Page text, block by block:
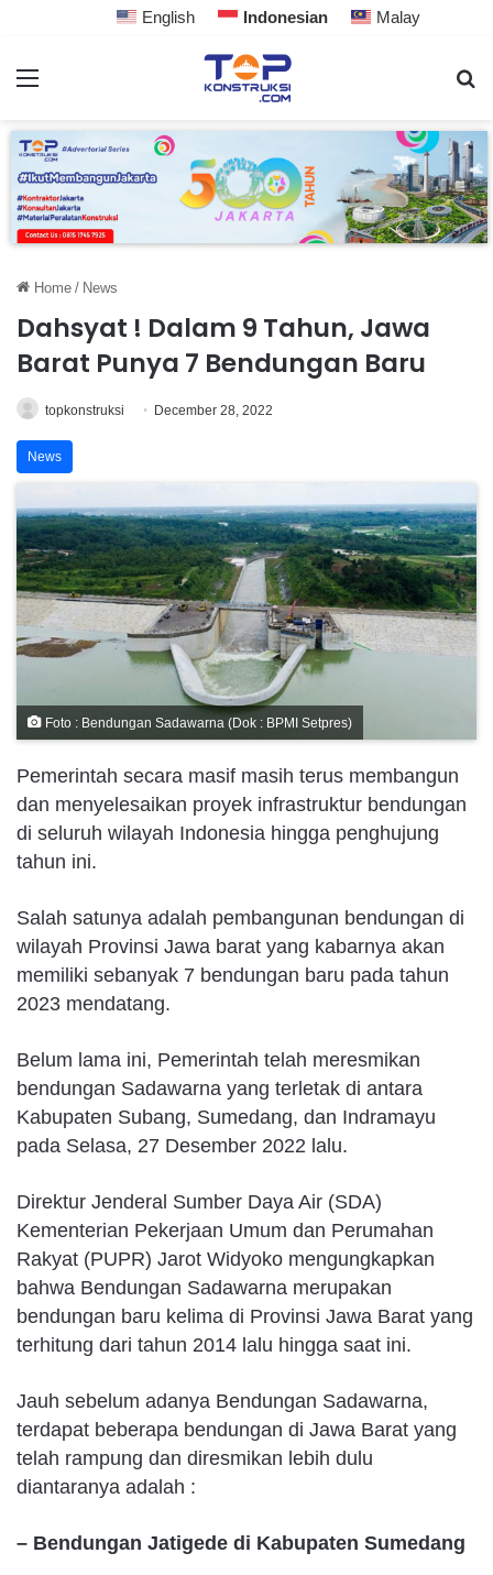
English Indonesian Malay
Home / News
Dahsyat ! Dalam 9 Tahun, Jawa
Barat Punya 7 Bendungan Baru
topkonstruksi December 28, 2022
News
Foto : Bendungan Sadawarna (Dok : BPMI Setpres)
Pemerintah secara masif masih terus membangun
dan menyelesaikan proyek infrastruktur bendungan
di seluruh wilayah Indonesia hingga penghujung
tahun ini.
Salah satunya adalah pembangunan bendungan di
wilayah Provinsi Jawa barat yang kabarnya akan
memiliki sebanyak 7 bendungan baru pada tahun
2023 mendatang.
Belum lama ini, Pemerintah telah meresmikan
bendungan Sadawarna yang terletak di antara
Kabupaten Subang, Sumedang, dan Indramayu
pada Selasa, 27 Desember 2022 lalu.
Direktur Jenderal Sumber Daya Air (SDA)
Kementerian Pekerjaan Umum dan Perumahan
Rakyat (PUPR) Jarot Widyoko mengungkapkan
bahwa Bendungan Sadawarna merupakan
bendungan baru kelima di Provinsi Jawa Barat yang
terhitung dari tahun 2014 lalu hingga saat ini.
Jauh sebelum adanya Bendungan Sadawarna,
terdapat beberapa bendungan di Jawa Barat yang
telah rampung dan diresmikan lebih dulu
diantaranya adalah :
– Bendungan Jatigede di Kabupaten Sumedang